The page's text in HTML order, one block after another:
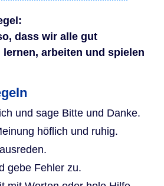
dass wir alle gut
arbeiten und spielen
und sage Bitte und Danke.
höflich und ruhig.
gebe Fehler zu.